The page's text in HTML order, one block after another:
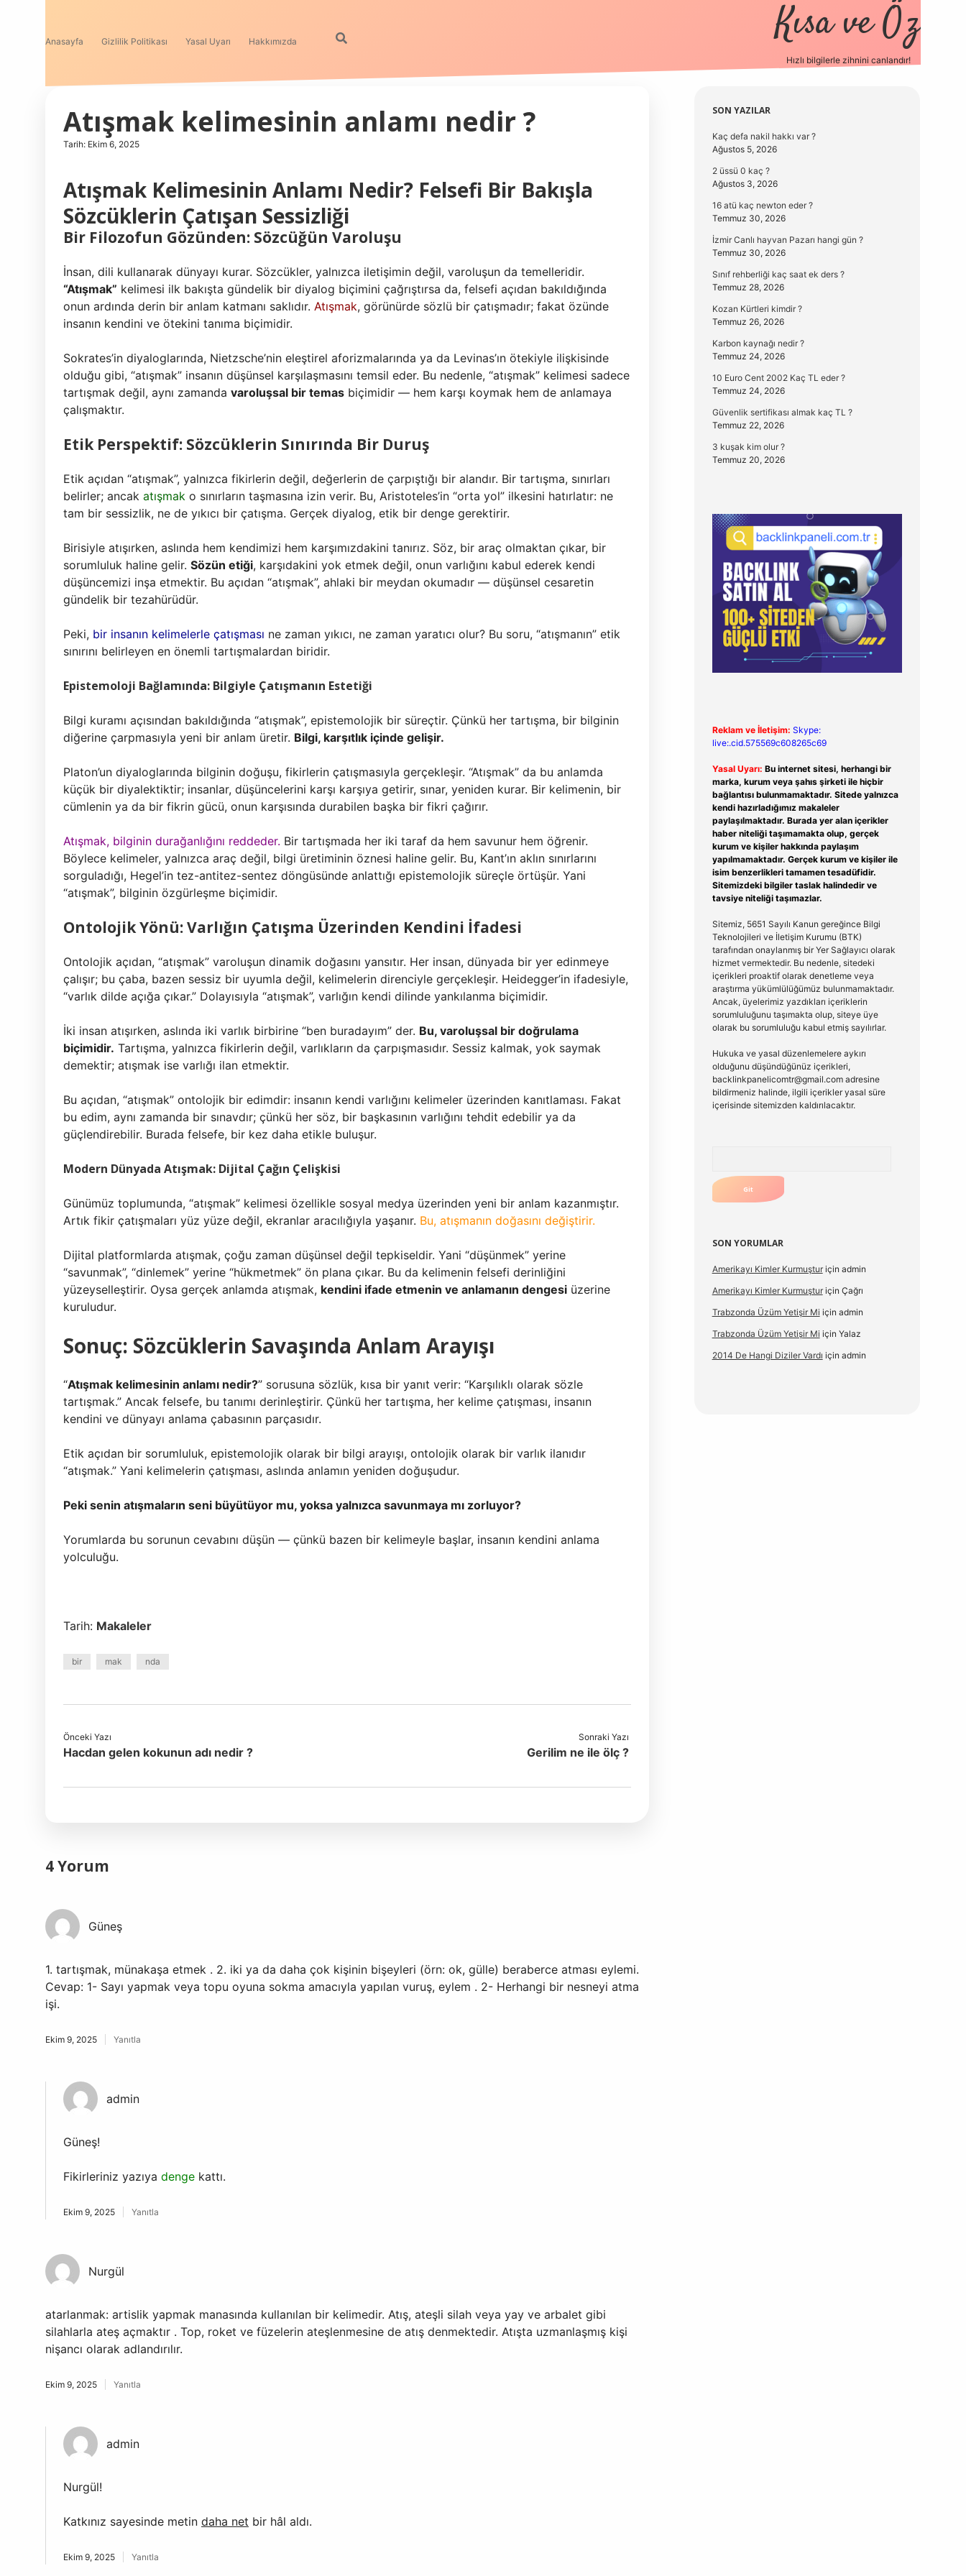
Anasayfa Gizlilik Politikası Yasal Uyarı Hakkımızda Kısa ve Öz
Hızlı bilgilerle zihnini canlandır!
Atışmak kelimesinin anlamı nedir ?
Tarih: Ekim 6, 2025
Atışmak Kelimesinin Anlamı Nedir? Felsefi Bir Bakışla
Sözcüklerin Çatışan Sessizliği
Bir Filozofun Gözünden: Sözcüğün Varoluşu
İnsan, dili kullanarak dünyayı kurar. Sözcükler, yalnızca iletişimin değil, varoluşun da temelleridir.
“Atışmak” kelimesi ilk bakışta gündelik bir diyalog biçimini çağrıştırsa da, felsefi açıdan bakıldığında
onun ardında derin bir anlam katmanı saklıdır. Atışmak, görünürde sözlü bir çatışmadır; fakat özünde
insanın kendini ve ötekini tanıma biçimidir.
Sokrates’in diyaloglarında, Nietzsche’nin eleştirel aforizmalarında ya da Levinas’ın ötekiyle ilişkisinde
olduğu gibi, “atışmak” insanın düşünsel karşılaşmasını temsil eder. Bu nedenle, “atışmak” kelimesi sadece
tartışmak değil, aynı zamanda varoluşsal bir temas biçimidir — hem karşı koymak hem de anlamaya
çalışmaktır.
Etik Perspektif: Sözcüklerin Sınırında Bir Duruş
Etik açıdan “atışmak”, yalnızca fikirlerin değil, değerlerin de çarpıştığı bir alandır. Bir tartışma, sınırları
belirler; ancak atışmak o sınırların taşmasına izin verir. Bu, Aristoteles’in “orta yol” ilkesini hatırlatır: ne
tam bir sessizlik, ne de yıkıcı bir çatışma. Gerçek diyalog, etik bir denge gerektirir.
Birisiyle atışırken, aslında hem kendimizi hem karşımızdakini tanırız. Söz, bir araç olmaktan çıkar, bir
sorumluluk haline gelir. Sözün etiği, karşıdakini yok etmek değil, onun varlığını kabul ederek kendi
düşüncemizi inşa etmektir. Bu açıdan “atışmak”, ahlaki bir meydan okumadır — düşünsel cesaretin
gündelik bir tezahürüdür.
Peki, bir insanın kelimelerle çatışması ne zaman yıkıcı, ne zaman yaratıcı olur? Bu soru, “atışmanın” etik
sınırını belirleyen en önemli tartışmalardan biridir.
Epistemoloji Bağlamında: Bilgiyle Çatışmanın Estetiği
Bilgi kuramı açısından bakıldığında “atışmak”, epistemolojik bir süreçtir. Çünkü her tartışma, bir bilginin
diğerine çarpmasıyla yeni bir anlam üretir. Bilgi, karşıtlık içinde gelişir.
Platon’un diyaloglarında bilginin doğuşu, fikirlerin çatışmasıyla gerçekleşir. “Atışmak” da bu anlamda
küçük bir diyalektiktir; insanlar, düşüncelerini karşı karşıya getirir, sınar, yeniden kurar. Bir kelimenin, bir
cümlenin ya da bir fikrin gücü, onun karşısında durabilen başka bir fikri çağırır.
Atışmak, bilginin durağanlığını reddeder. Bir tartışmada her iki taraf da hem savunur hem öğrenir.
Böylece kelimeler, yalnızca araç değil, bilgi üretiminin öznesi haline gelir. Bu, Kant’ın aklın sınırlarını
sorguladığı, Hegel’in tez-antitez-sentez döngüsünde anlattığı epistemolojik süreçle örtüşür. Yani
“atışmak”, bilginin özgürleşme biçimidir.
Ontolojik Yönü: Varlığın Çatışma Üzerinden Kendini İfadesi
Ontolojik açıdan, “atışmak” varoluşun dinamik doğasını yansıtır. Her insan, dünyada bir yer edinmeye
çalışır; bu çaba, bazen sessiz bir uyumla değil, kelimelerin direnciyle gerçekleşir. Heidegger’in ifadesiyle,
“varlık dilde açığa çıkar.” Dolayısıyla “atışmak”, varlığın kendi dilinde yankılanma biçimidir.
İki insan atışırken, aslında iki varlık birbirine “ben buradayım” der. Bu, varoluşsal bir doğrulama
biçimidir. Tartışma, yalnızca fikirlerin değil, varlıkların da çarpışmasıdır. Sessiz kalmak, yok saymak
demektir; atışmak ise varlığı ilan etmektir.
Bu açıdan, “atışmak” ontolojik bir edimdir: insanın kendi varlığını kelimeler üzerinden kanıtlaması. Fakat
bu edim, aynı zamanda bir sınavdır; çünkü her söz, bir başkasının varlığını tehdit edebilir ya da
güçlendirebilir. Burada felsefe, bir kez daha etikle buluşur.
Modern Dünyada Atışmak: Dijital Çağın Çelişkisi
Günümüz toplumunda, “atışmak” kelimesi özellikle sosyal medya üzerinden yeni bir anlam kazanmıştır.
Artık fikir çatışmaları yüz yüze değil, ekranlar aracılığıyla yaşanır. Bu, atışmanın doğasını değiştirir.
Dijital platformlarda atışmak, çoğu zaman düşünsel değil tepkiseldir. Yani “düşünmek” yerine
“savunmak”, “dinlemek” yerine “hükmetmek” ön plana çıkar. Bu da kelimenin felsefi derinliğini
yüzeyselleştirir. Oysa gerçek anlamda atışmak, kendini ifade etmenin ve anlamanın dengesi üzerine
kuruludur.
Sonuç: Sözcüklerin Savaşında Anlam Arayışı
“Atışmak kelimesinin anlamı nedir?” sorusuna sözlük, kısa bir yanıt verir: “Karşılıklı olarak sözle
tartışmak.” Ancak felsefe, bu tanımı derinleştirir. Çünkü her tartışma, her kelime çatışması, insanın
kendini ve dünyayı anlama çabasının parçasıdır.
Etik açıdan bir sorumluluk, epistemolojik olarak bir bilgi arayışı, ontolojik olarak bir varlık ilanıdır
“atışmak.” Yani kelimelerin çatışması, aslında anlamın yeniden doğuşudur.
Peki senin atışmaların seni büyütüyor mu, yoksa yalnızca savunmaya mı zorluyor?
Yorumlarda bu sorunun cevabını düşün — çünkü bazen bir kelimeyle başlar, insanın kendini anlama
yolculuğu.
Tarih: Makaleler
bir mak nda
Önceki Yazı
Hacdan gelen kokunun adı nedir ?
Sonraki Yazı
Gerilim ne ile ölç ?
4 Yorum
Güneş
1. tartışmak, münakaşa etmek . 2. iki ya da daha çok kişinin bişeyleri (örn: ok, gülle) beraberce atması eylemi.
Cevap: 1- Sayı yapmak veya topu oyuna sokma amacıyla yapılan vuruş, eylem . 2- Herhangi bir nesneyi atma
işi.
Ekim 9, 2025 Yanıtla
admin
Güneş!
Fikirleriniz yazıya denge kattı.
Ekim 9, 2025 Yanıtla
Nurgül
atarlanmak: artislik yapmak manasında kullanılan bir kelimedir. Atış, ateşli silah veya yay ve arbalet gibi
silahlarla ateş açmaktır . Top, roket ve füzelerin ateşlenmesine de atış denmektedir. Atışta uzmanlaşmış kişi
nişancı olarak adlandırılır.
Ekim 9, 2025 Yanıtla
admin
Nurgül!
Katkınız sayesinde metin daha net bir hâl aldı.
Ekim 9, 2025 Yanıtla
Sidebar
SON YAZILAR
Kaç defa nakil hakkı var ?
Ağustos 5, 2026
2 üssü 0 kaç ?
Ağustos 3, 2026
16 atü kaç newton eder ?
Temmuz 30, 2026
İzmir Canlı hayvan Pazarı hangi gün ?
Temmuz 30, 2026
Sınıf rehberliği kaç saat ek ders ?
Temmuz 28, 2026
Kozan Kürtleri kimdir ?
Temmuz 26, 2026
Karbon kaynağı nedir ?
Temmuz 24, 2026
10 Euro Cent 2002 Kaç TL eder ?
Temmuz 24, 2026
Güvenlik sertifikası almak kaç TL ?
Temmuz 22, 2026
3 kuşak kim olur ?
Temmuz 20, 2026
Reklam ve İletişim: Skype:
live:.cid.575569c608265c69
Yasal Uyarı: Bu internet sitesi, herhangi bir
marka, kurum veya şahıs şirketi ile hiçbir
bağlantısı bulunmamaktadır. Sitede yalnızca
kendi hazırladığımız makaleler
paylaşılmaktadır. Burada yer alan içerikler
haber niteliği taşımamakta olup, gerçek
kurum ve kişiler hakkında paylaşım
yapılmamaktadır. Gerçek kurum ve kişiler ile
isim benzerlikleri tamamen tesadüfidir.
Sitemizdeki bilgiler taslak halindedir ve
tavsiye niteliği taşımazlar.
Sitemiz, 5651 Sayılı Kanun gereğince Bilgi
Teknolojileri ve İletişim Kurumu (BTK)
tarafından onaylanmış bir Yer Sağlayıcı olarak
hizmet vermektedir. Bu nedenle, sitedeki
içerikleri proaktif olarak denetleme veya
araştırma yükümlülüğümüz bulunmamaktadır.
Ancak, üyelerimiz yazdıkları içeriklerin
sorumluluğunu taşımakta olup, siteye üye
olarak bu sorumluluğu kabul etmiş sayılırlar.
Hukuka ve yasal düzenlemelere aykırı
olduğunu düşündüğünüz içerikleri,
backlinkpanelicomtr@gmail.comadresine
bildirmeniz halinde, ilgili içerikler yasal süre
içerisinde sitemizden kaldırılacaktır.
SON YORUMLAR
Amerikayı Kimler Kurmuşturiçin admin
Amerikayı Kimler Kurmuşturiçin Çağrı
Trabzonda Üzüm Yetişir Mi için admin
Trabzonda Üzüm Yetişir Mi için Yalaz
2014 De Hangi Diziler Vardı için admin